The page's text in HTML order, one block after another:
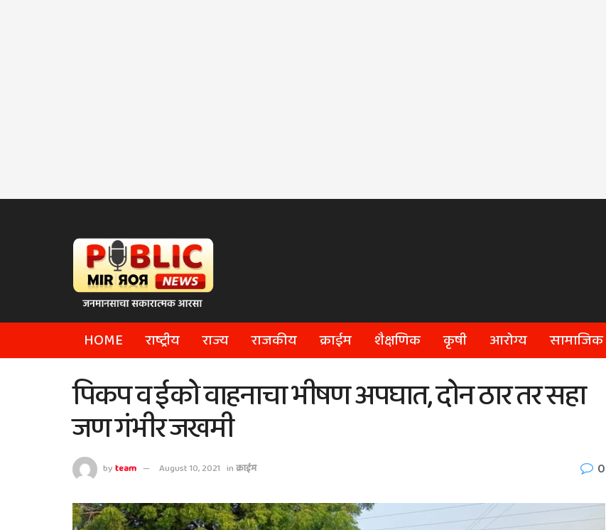
HOME राष्ट्रीय राज्य राजकीय क्राईम शैक्षणिक कृषी आरोग्य सामाजिक
पिकप व ईको वाहनाचा भीषण अपघात, दोन ठार तर सहा
जण गंभीर जखमी
byteam August 10, 2021 inक्राईम 0